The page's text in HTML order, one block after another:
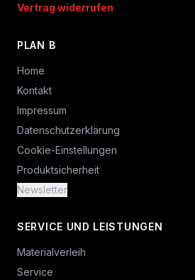
Vertrag widerrufen
PLAN B
Home
Kontakt
Impressum
Datenschutzerklärung
Cookie-Einstellungen
Produktsicherheit
Newsletter
SERVICE UND LEISTUNGEN
Materialverleih
Service